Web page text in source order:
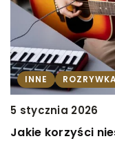
INNE
5 stycznia 2026
Jakie korzyści